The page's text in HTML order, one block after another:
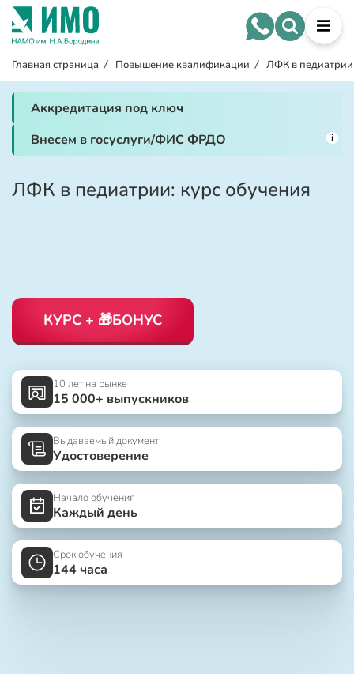
Главная страница / Повышение квалификации / ЛФК в педиатрии
Аккредитация под ключ
Внесем в госуслуги/ФИС ФРДО
i
ЛФК в педиатрии: курс обучения
КУРС + 🎁БОНУС
10 лет на рынке
15 000+ выпускников
Выдаваемый документ
Удостоверение
Начало обучения
Каждый день
Срок обучения
144 часа